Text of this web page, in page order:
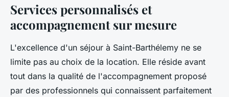
Services personnalisés et
accompagnement sur mesure
L'excellence d'un séjour à Saint-Barthélemy ne se
limite pas au choix de la location. Elle réside avant
tout dans la qualité de l'accompagnement proposé
par des professionnels qui connaissent parfaitement